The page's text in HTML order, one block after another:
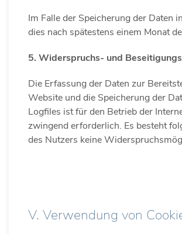
Im Falle der Speicherung der Daten
dies nach spätestens einem Monat
5. Widerspruchs- und
Die Erfassung der Daten zur
Website und die Speicherung der
Logfiles ist für den Betrieb der
zwingend erforderlich. Es besteht
des Nutzers keine
V. Verwendung von